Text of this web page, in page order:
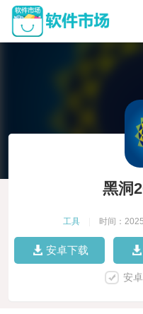
黑洞
工具 时间：
安卓下载
安